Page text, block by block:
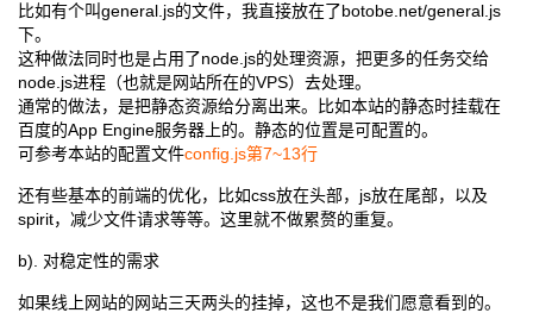
比如有个叫general.js的文件，我直接放在了botobe.net/general.js
下。
这种做法同时也是占用了node.js的处理资源，把更多的任务交给
node.js进程（也就是网站所在的VPS）去处理。
通常的做法，是把静态资源给分离出来。比如本站的静态时挂载在
百度的App Engine服务器上的。静态的位置是可配置的。
可参考本站的配置文件config.js第7~13行
还有些基本的前端的优化，比如css放在头部，js放在尾部，以及
spirit，减少文件请求等等。这里就不做累赘的重复。
b). 对稳定性的需求
如果线上网站的网站三天两头的挂掉，这也不是我们愿意看到的。